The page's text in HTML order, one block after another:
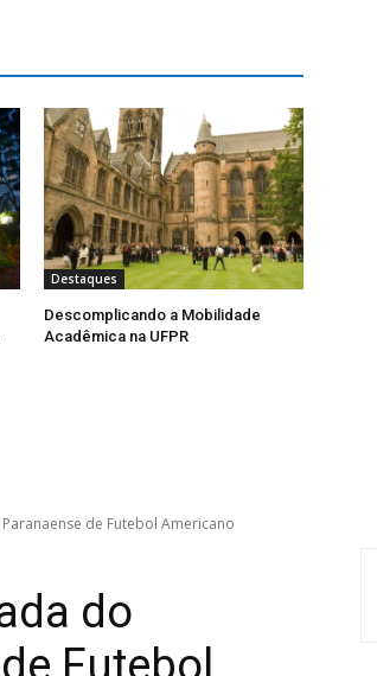
Destaques
Descomplicando a Mobilidade
Acadêmica na UFPR